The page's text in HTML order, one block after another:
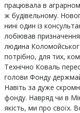
працювала в
ж будівельному.
нині один із
лобіював
людина
потрібно, для тих,
Технічно Коваль
голови Фонду
Навіть за дуже
фонду. Навряд чи в
якість, ми про своїх.